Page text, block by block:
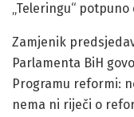
„Teleringu“
Zamjenik
Parlamenta BiH
Programu reformi:
nema ni riječi o